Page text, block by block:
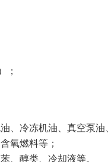
；
、冷冻机油、真空泵
氧燃料等；
、醇类、冷却液等。